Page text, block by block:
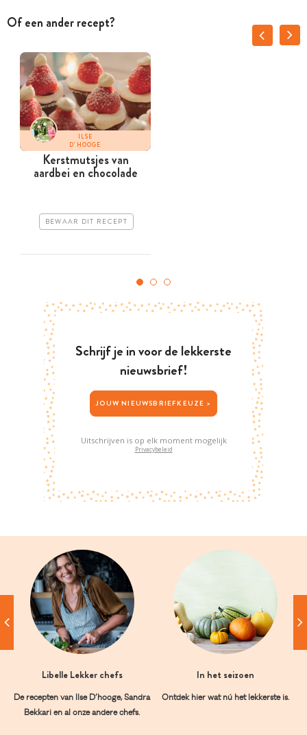
Of een ander recept?
ILSE
D'HOOGE
Kerstmutsjes van
aardbei en chocolade
BEWAAR DIT RECEPT
Schrijf je in voor de lekkerste
nieuwsbrief!
JOUW NIEUWSBRIEFKEUZE >
Uitschrijven is op elk moment mogelijk
Privacybeleid
Libelle Lekker chefs
De recepten van Ilse D’hooge, Sandra
Bekkari en al onze andere chefs.
In het seizoen
Ontdek hier wat nú het lekkerste is.